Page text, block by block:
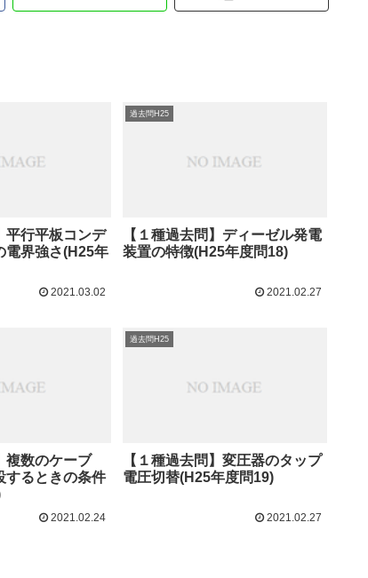
平行平板コンデ
電界強さ(H25年
2021.03.02
過去問H25
【１種過去問】ディーゼル発電
装置の特徴(H25年度問18)
2021.02.27
複数のケーブ
するときの条件
2021.02.24
過去問H25
【１種過去問】変圧器のタップ
電圧切替(H25年度問19)
2021.02.27